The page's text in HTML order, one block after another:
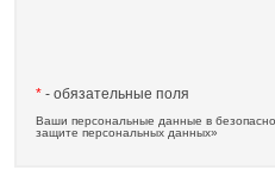
* - обязательные поля
Ваши персональные данные в
защите персональных данных»